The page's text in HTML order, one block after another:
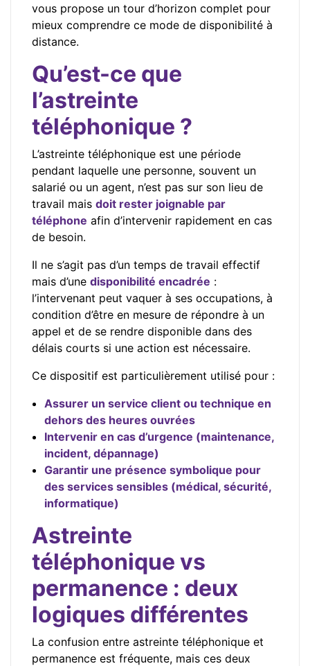
vous propose un tour d’horizon complet pour
mieux comprendre ce mode de disponibilité à
distance.
Qu’est-ce que
l’astreinte
téléphonique ?
L’astreinte téléphonique est une période
pendant laquelle une personne, souvent un
salarié ou un agent, n’est pas sur son lieu de
travail mais doit rester joignable par
téléphone afin d’intervenir rapidement en cas
de besoin.
Il ne s’agit pas d’un temps de travail effectif
mais d’une disponibilité encadrée :
l’intervenant peut vaquer à ses occupations, à
condition d’être en mesure de répondre à un
appel et de se rendre disponible dans des
délais courts si une action est nécessaire.
Ce dispositif est particulièrement utilisé pour :
Assurer un service client ou technique en
dehors des heures ouvrées
Intervenir en cas d’urgence (maintenance,
incident, dépannage)
Garantir une présence symbolique pour
des services sensibles (médical, sécurité,
informatique)
Astreinte
téléphonique vs
permanence : deux
logiques différentes
La confusion entre astreinte téléphonique et
permanence est fréquente, mais ces deux